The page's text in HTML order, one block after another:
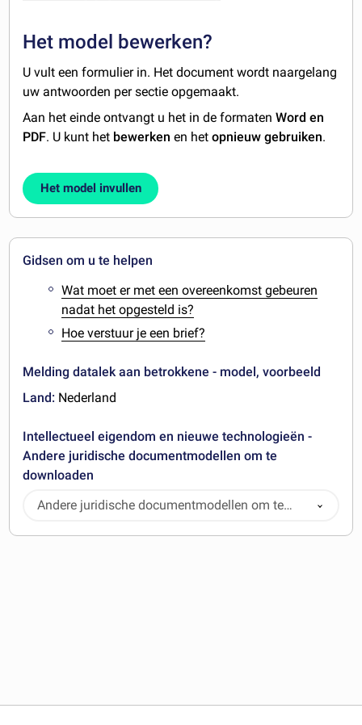
Het model bewerken?
U vult een formulier in. Het document wordt naargelang
uw antwoorden per sectie opgemaakt.
Aan het einde ontvangt u het in de formatenWord en
PDF. U kunt het bewerken en hetopnieuw gebruiken.
Het model invullen
Gidsen om u te helpen
Wat moet er met een overeenkomst gebeuren
nadat het opgesteld is?
Hoe verstuur je een brief?
Melding datalek aan betrokkene - model, voorbeeld
Land: Nederland
Intellectueel eigendom en nieuwe technologieën -
Andere juridische documentmodellen om te
downloaden
Andere juridische documentmodellen om te
downloaden